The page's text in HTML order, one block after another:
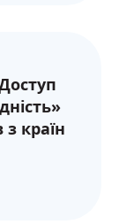
країн